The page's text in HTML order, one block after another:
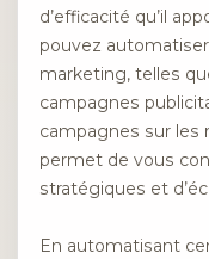
d’efficacité qu’il
pouvez
marketing, telles
campagnes
campagnes sur les
permet de vous
stratégiques et
En automatisant